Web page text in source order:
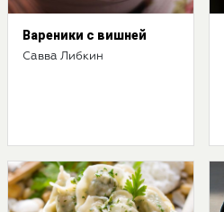
Вареники с вишней
Савва Либкин